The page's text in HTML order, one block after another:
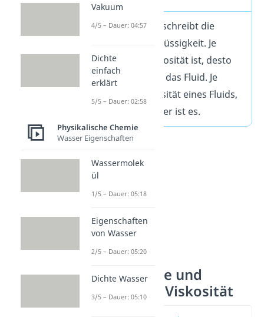
Die Viskosität beschreibt die
Zähigkeit einer Flüssigkeit. Je
geringer die Viskosität ist, desto
dünnflüssiger ist das Fluid. Je
größer die Viskosität eines Fluids,
desto dickflüssiger ist es.
Kinematische und
dynamische Viskosität
Vakuum
4/5 – Dauer: 04:57
Dichte
einfach
erklärt
5/5 – Dauer: 02:58
Physikalische Chemie
Wasser Eigenschaften
Wassermolek
ül
1/5 – Dauer: 05:18
Eigenschaften
von Wasser
2/5 – Dauer: 05:20
Dichte Wasser
3/5 – Dauer: 05:10